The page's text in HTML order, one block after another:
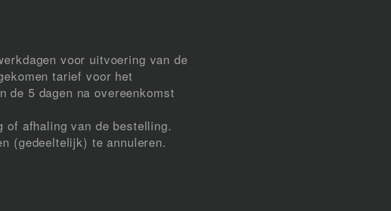
voor uitvoering van de
tarief voor het
de 5 dagen na overeenkomst
of afhaling van de bestelling.
(gedeeltelijk) te annuleren.